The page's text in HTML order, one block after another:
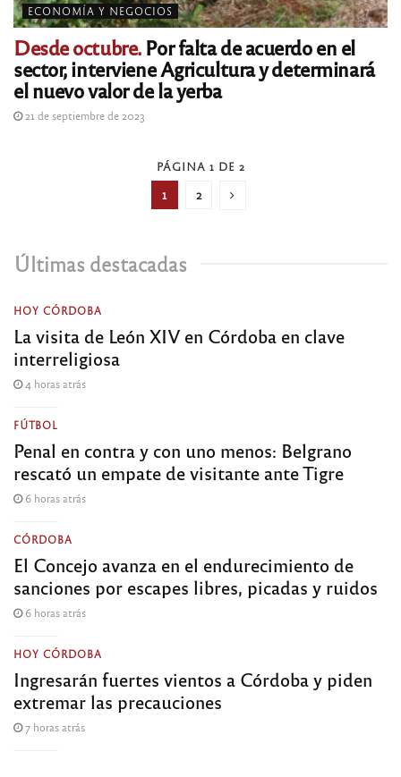
ECONOMÍA Y NEGOCIOS
Desde octubre.Por falta de acuerdo en el
sector, interviene Agricultura y determinará
el nuevo valor de la yerba
21 de septiembre de 2023
PÁGINA 1 DE 2
1 2
Últimas destacadas
HOY CÓRDOBA
La visita de León XIV en Córdoba en clave
interreligiosa
4 horas atrás
FÚTBOL
Penal en contra y con uno menos: Belgrano
rescató un empate de visitante ante Tigre
6 horas atrás
CÓRDOBA
El Concejo avanza en el endurecimiento de
sanciones por escapes libres, picadas y ruidos
6 horas atrás
HOY CÓRDOBA
Ingresarán fuertes vientos a Córdoba y piden
extremar las precauciones
7 horas atrás